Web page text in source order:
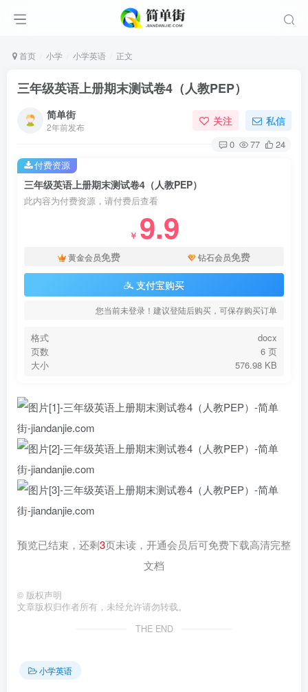
首页 小学 小学英语 正文
三年级英语上册期末测试卷4（人教PEP）
简单街
2年前发布 关注 私信
0 77 24
三年级英语上册期末测试卷4（人教PEP）
此内容为付费资源，请付费后查看
￥ 9.9
黄金会员免费 钻石会员免费
支付宝购买
您当前未登录！建议登陆后购买，可保存购买订单
格式
docx
页数
6 页
大小
576.98 KB
付费资源
预览已结束，还剩3页未读，开通会员后可免费下载高清完整
文档
© 版权声明
文章版权归作者所有，未经允许请勿转载。
THE END
小学英语